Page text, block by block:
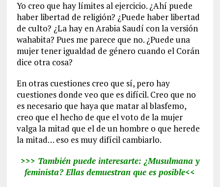
Yo creo que hay límites al ejercicio. ¿Ahí puede
haber libertad de religión? ¿Puede haber libertad
de culto? ¿La hay en Arabia Saudí con la versión
wahabita? Pues me parece que no. ¿Puede una
mujer tener igualdad de género cuando el Corán
dice otra cosa?
En otras cuestiones creo que sí, pero hay
cuestiones donde veo que es difícil. Creo que no
es necesario que haya que matar al blasfemo,
creo que el hecho de que el voto de la mujer
valga la mitad que el de un hombre o que herede
la mitad… eso es muy difícil cambiarlo.
>>> También puede interesarte: ¿Musulmana y
feminista? Ellas demuestran que es posible<<